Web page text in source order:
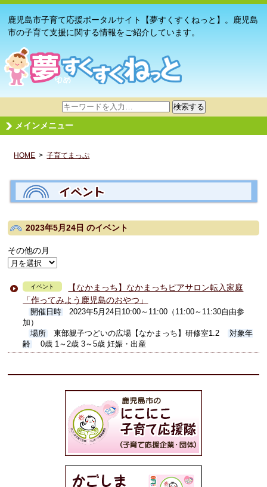
鹿児島市子育て応援ポータルサイト【夢すくすくねっと】。鹿児島
市の子育て支援に関する情報をご紹介しています。
サ
イ
ト
検
検索する
メインメニュー
HOME >子育てまっぷ
2023年5月24日のイベント
その他の月
イベント
【なかまっち】なかまっちピアサロン転入家庭
「作ってみよう鹿児島のおやつ」
開催日時
2023年5月24日10:00～11:00（11:00～11:30自由参
加）
場所
東部親子つどいの広場【なかまっち】研修室1.2
対象年
齢
0歳 1～2歳 3～5歳 妊娠・出産